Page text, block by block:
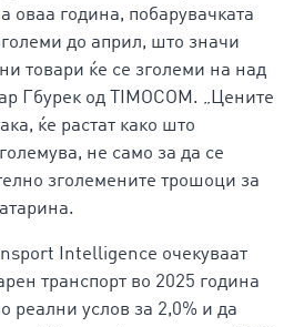
оваа година, побарувачката
до април, што значи
товари ќе се зголеми на над
Гбурек од TIMOCOM. „Цените
ќе растат како што
не само за да се
зголемените трошоци за
Intelligence очекуваат
транспорт во 2025 година
реални услов за 2,0% и да